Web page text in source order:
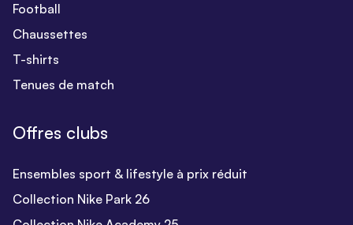
Football
Chaussettes
T-shirts
Tenues de match
Offres clubs
Ensembles sport & lifestyle à prix réduit
Collection Nike Park 26